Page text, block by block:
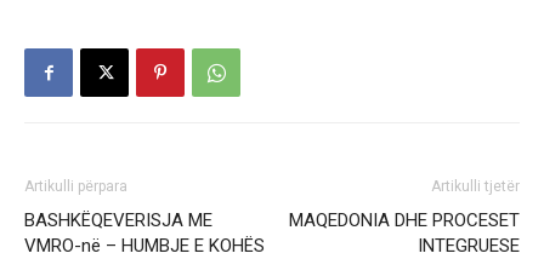
Artikulli përpara
BASHKËQEVERISJA ME
VMRO-në – HUMBJE E KOHËS
Artikulli tjetër
MAQEDONIA DHE PROCESET
INTEGRUESE